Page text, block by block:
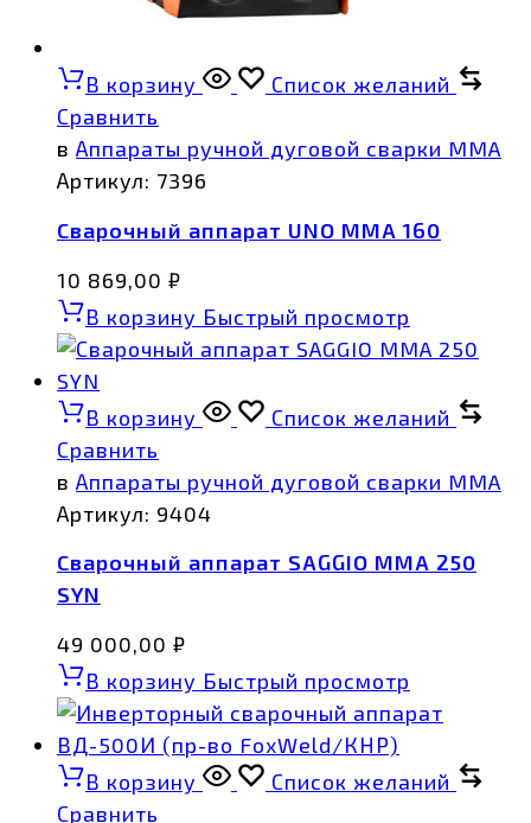
В корзину
Список желаний
Сравнить
в Аппараты ручной дуговой сварки MMA
Артикул: 7396
Сварочный аппарат UNO MMA 160
10 869,00 ₽
В корзину Быстрый просмотр
В корзину
Список желаний
Сравнить
в Аппараты ручной дуговой сварки MMA
Артикул: 9404
Сварочный аппарат SAGGIO MMA 250
SYN
49 000,00 ₽
В корзину Быстрый просмотр
В корзину
Список желаний
Сравнить